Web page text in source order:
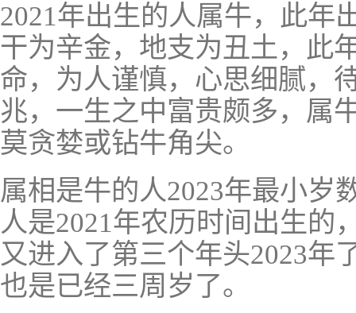
2021年出生的人属牛，此年
干为辛金，地支为丑土，此
命，为人谨慎，心思细腻，
兆，一生之中富贵颇多，属
莫贪婪或钻牛角尖。
属相是牛的人2023年最小岁
人是2021年农历时间出生的
又进入了第三个年头2023年
也是已经三周岁了。